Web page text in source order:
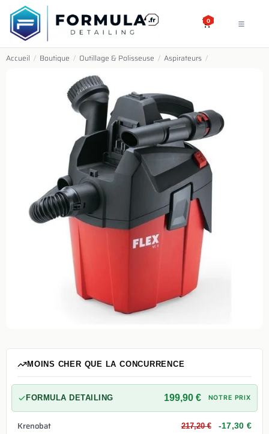
SE RENDRE AU CONTENU
0
Accueil / Boutique / Outillage & Polisseuse / Aspirateurs /
MOINS CHER QUE LA CONCURRENCE
FORMULA DETAILING 199,90 € NOTRE PRIX
Krenobat 217,20 € -17,30 €